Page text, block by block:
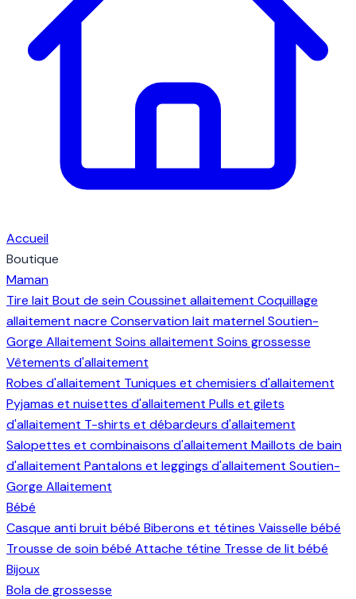
Accueil
Boutique
Maman
Tire lait Bout de seinCoussinet allaitement Coquillage
allaitement nacre Conservation lait maternelSoutien-
Gorge Allaitement Soins allaitement Soins grossesse
Vêtements d'allaitement
Robes d'allaitement Tuniques et chemisiers d'allaitement
Pyjamas et nuisettes d'allaitement Pulls et gilets
d'allaitement T-shirts et débardeurs d'allaitement
Salopettes et combinaisons d'allaitement Maillots de bain
d'allaitement Pantalons et leggings d'allaitement Soutien-
Gorge Allaitement
Bébé
Casque anti bruit bébé Biberons et tétines Vaisselle bébé
Trousse de soin bébé Attache tétine Tresse de lit bébé
Bijoux
Bola de grossesse